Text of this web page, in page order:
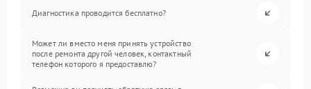
Диагностика проводится бесплатно?
Может ли вместо меня принять устройство
после ремонта другой человек, контактный
телефон которого я предоставлю?